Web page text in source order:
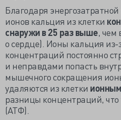
Благодаря
ионов кальция из клетки
снаружи в 25 раз выше, чем
о сердце). Ионы кальция
концентраций постоянно
и неправдами попасть
мышечного сокращения
удаляются из клетки
разницы концентраций, что
(АТФ).